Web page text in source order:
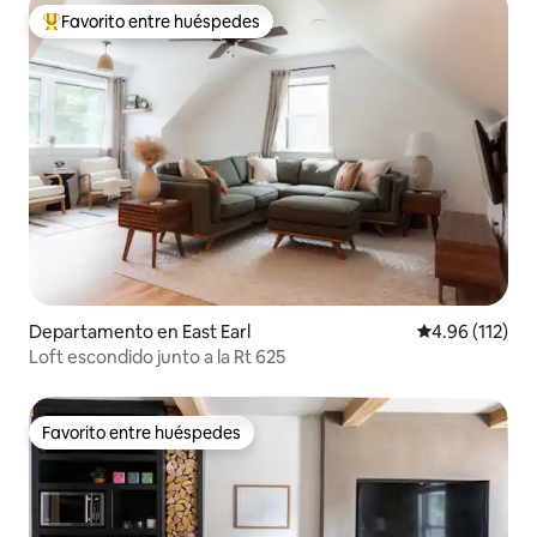
De los mejores en Favorito entre huéspedes
Favorito entre huéspedes
Departamento en East Earl Calificación
4.96 (112)
Loft escondido junto a la Rt 625
Favorito entre huéspedes
Favorito entre huéspedes